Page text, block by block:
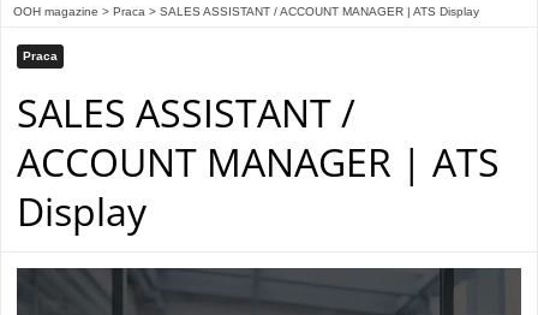
OOH magazine > Praca > SALES ASSISTANT / ACCOUNT MANAGER | ATS Display
Praca
SALES ASSISTANT /
ACCOUNT MANAGER | ATS
Display